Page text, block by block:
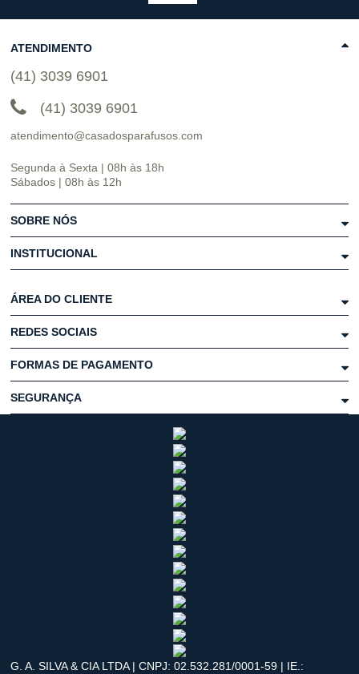
ATENDIMENTO
(41) 3039 6901
(41) 3039 6901
atendimento@casadosparafusos.com
Segunda à Sexta | 08h às 18h
Sábados | 08h às 12h
SOBRE NÓS
INSTITUCIONAL
ÁREA DO CLIENTE
REDES SOCIAIS
FORMAS DE PAGAMENTO
SEGURANÇA
G. A. SILVA & CIA LTDA | CNPJ: 02.532.281/0001-59 | IE.: